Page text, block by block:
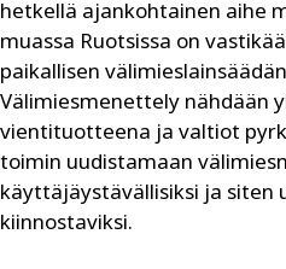
hetkellä ajankohtainen aihe
muassa Ruotsissa on
paikallisen
Välimiesmenettely nähdään
vientituotteena ja valtiot
toimin uudistamaan
käyttäjäystävällisiksi ja siten
kiinnostaviksi.